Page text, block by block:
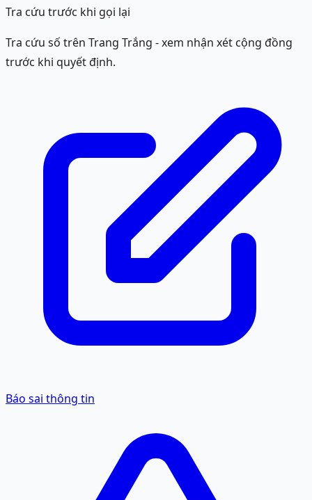
Tra cứu trước khi gọi lại
Tra cứu số trên Trang Trắng - xem nhận xét cộng đồng
trước khi quyết định.
Báo sai thông tin